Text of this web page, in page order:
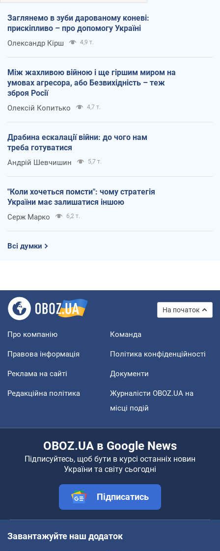
Заглянемо в зуби дарованому коневі:
прискіпливо – про допомогу Україні
Олександр Кірш 4,9 т.
Між жахливою війною і ще гіршим миром на
умовах агресора, або Безвихідність – теж
зброя Росії
Олексій Копитько 4,7 т.
Драбина ескалації війни: до чого нам
треба готуватися
Андрій Шевчишин 5,7 т.
"Коли хочеться помсти": чому стратегія
України має залишатися іншою
Серж Марко 6,2 т.
Всі думки
На початок
Про компанію Команда
Правова інформація Політика конфіденційності
Реклама на сайті Документи
Редакційна політика
Журналісти OBOZ.UA на
місці подій
OBOZ.UA в Google News
Підписуйтесь, щоб бути в курсі останніх новин
України та світу сьогодні
Підписатись
Завантажуйте наш додаток